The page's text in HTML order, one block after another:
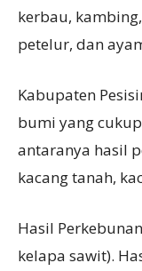
kerbau,
petelur, dan
Kabupaten
bumi yang
antaranya hasil
kacang tanah,
Hasil
kelapa sawit).